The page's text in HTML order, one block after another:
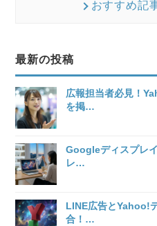
おすすめ記
最新の投稿
広報担当者必見！
を掲…
Googleディスプレ
レ…
LINE広告とYahoo!
合！ …